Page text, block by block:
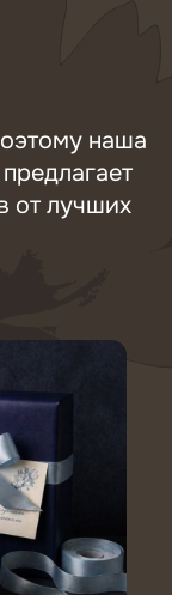
наша
от лучших